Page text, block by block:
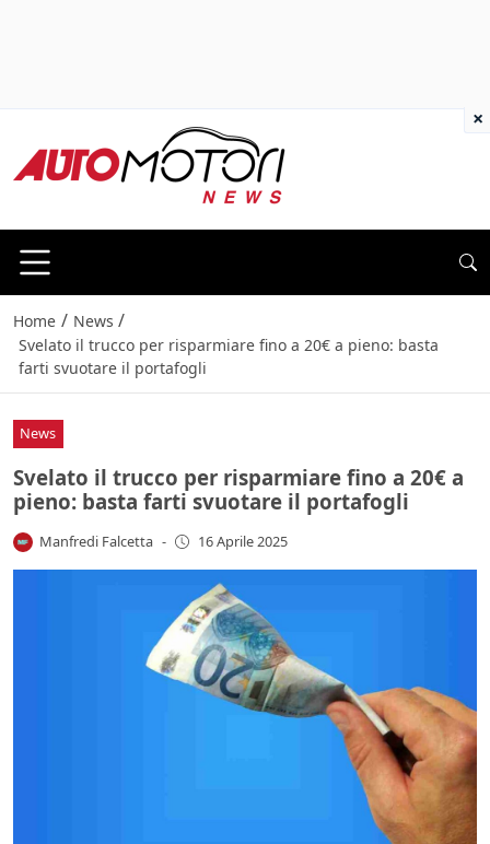
Home / News /
Svelato il trucco per risparmiare fino a 20€ a pieno: basta
farti svuotare il portafogli
News
Svelato il trucco per risparmiare fino a 20€ a
pieno: basta farti svuotare il portafogli
Manfredi Falcetta - 16 Aprile 2025
×